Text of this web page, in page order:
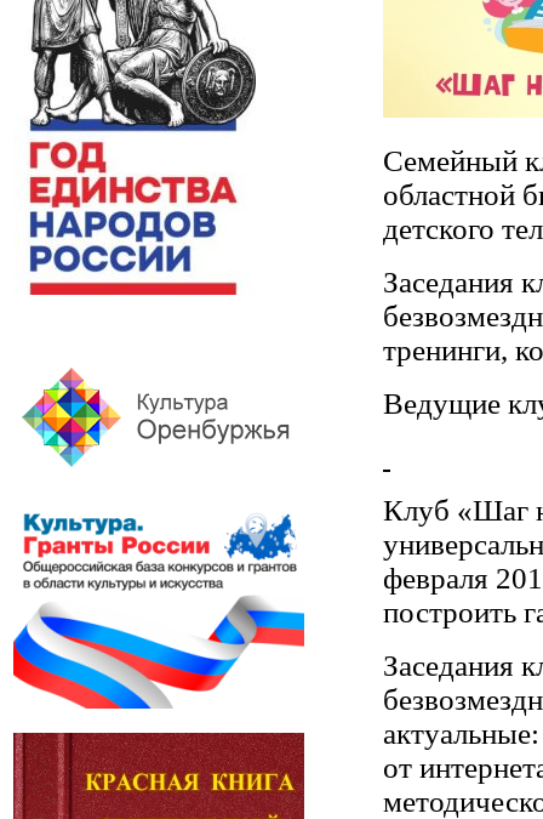
Семейный
областной
детского
Заседания
тренинги,
Ведущие
Клуб «Шаг
февраля
построить
Заседания
от